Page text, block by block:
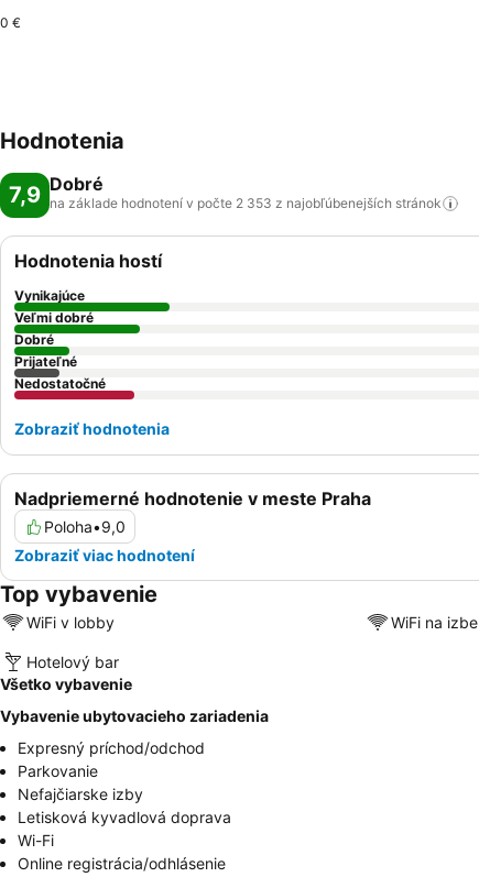
0 €
Hodnotenia
7,9 Dobré
na základe hodnotení v počte 2 353 z najobľúbenejších stránok
Nadpriemerné hodnotenie v meste Praha
Poloha•9,0
Zobraziť viac hodnotení
Hodnotenia hostí
Vynikajúce
Veľmi dobré
Dobré
Prijateľné
Nedostatočné
Zobraziť hodnotenia
Top vybavenie
WiFi v lobby WiFi na izbe
Hotelový bar
Všetko vybavenie
Vybavenie ubytovacieho zariadenia
Expresný príchod/odchod
Parkovanie
Nefajčiarske izby
Letisková kyvadlová doprava
Wi-Fi
Online registrácia/odhlásenie